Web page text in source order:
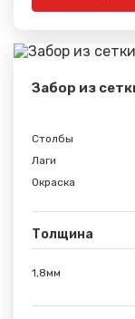
Забор из
Столбы
Лаги
Окраска
Толщина
1,8мм